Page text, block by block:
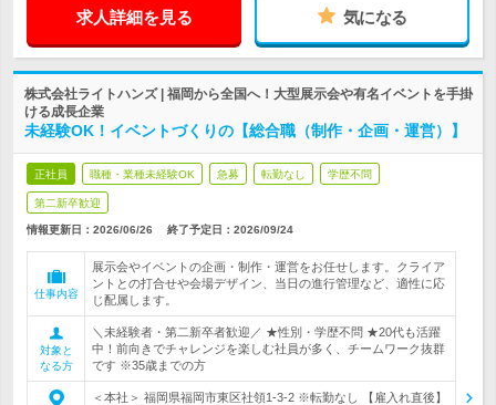
求人詳細を見る 気になる
株式会社ライトハンズ | 福岡から全国へ！大型展示会や有名イベントを手掛
ける成長企業
未経験OK！イベントづくりの【総合職（制作・企画・運営）】
正社員 職種・業種未経験OK 急募 転勤なし 学歴不問
第二新卒歓迎
情報更新日：2026/06/26 終了予定日： 2026/09/24
仕事内容
展示会やイベントの企画・制作・運営をお任せします。クライア
ントとの打合せや会場デザイン、当日の進行管理など、適性に応
じ配属します。
対象と
なる方
＼未経験者・第二新卒者歓迎／ ★性別・学歴不問 ★20代も活躍
中！前向きでチャレンジを楽しむ社員が多く、チームワーク抜群
です ※35歳までの方
＜本社＞ 福岡県福岡市東区社領1-3-2 ※転勤なし 【雇入れ直後】